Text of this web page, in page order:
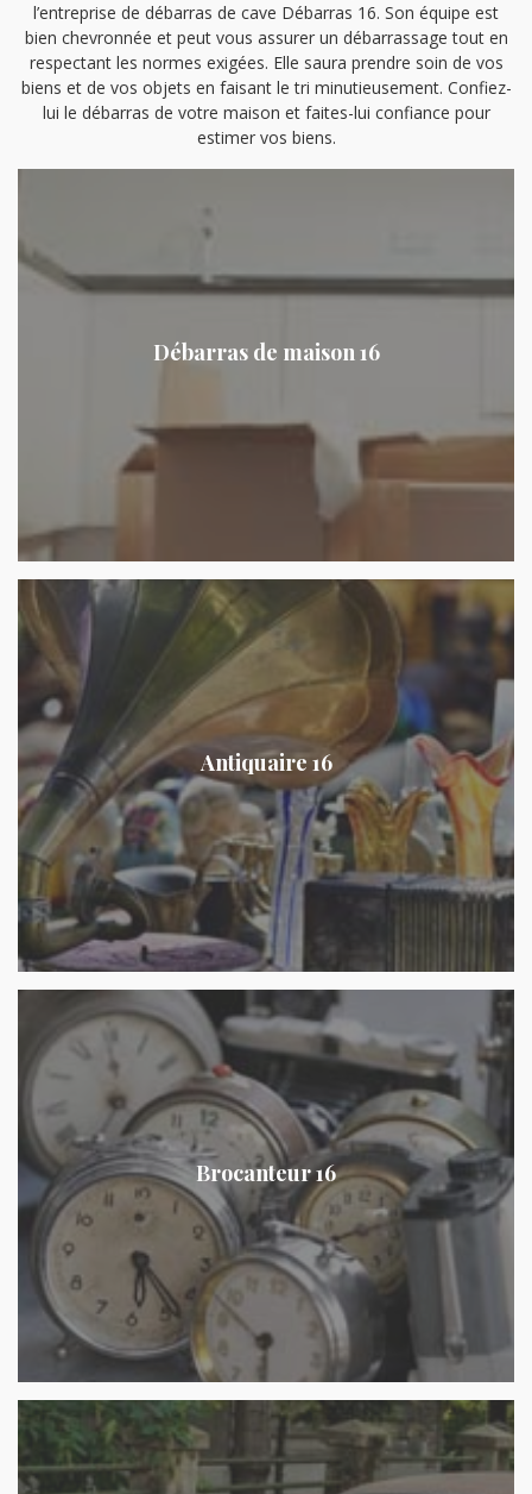
l’entreprise de débarras de cave Débarras 16. Son équipe est
bien chevronnée et peut vous assurer un débarrassage tout en
respectant les normes exigées. Elle saura prendre soin de vos
biens et de vos objets en faisant le tri minutieusement. Confiez-
lui le débarras de votre maison et faites-lui confiance pour
estimer vos biens.
Débarras de maison 16
Antiquaire 16
Brocanteur 16